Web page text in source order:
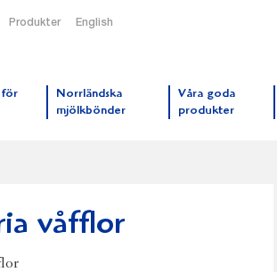
Produkter English
för
Norrländska
mjölkbönder
Våra goda
produkter
våfflor